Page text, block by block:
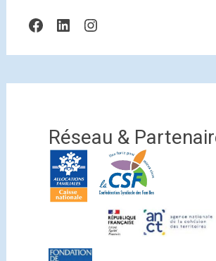
Facebook
LinkedIn
Instagram
Réseau &